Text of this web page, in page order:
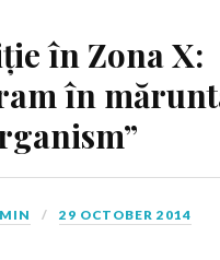
în Zona X:
în
29 OCTOBER 2014